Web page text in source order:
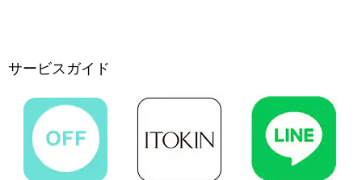
サービスガイド